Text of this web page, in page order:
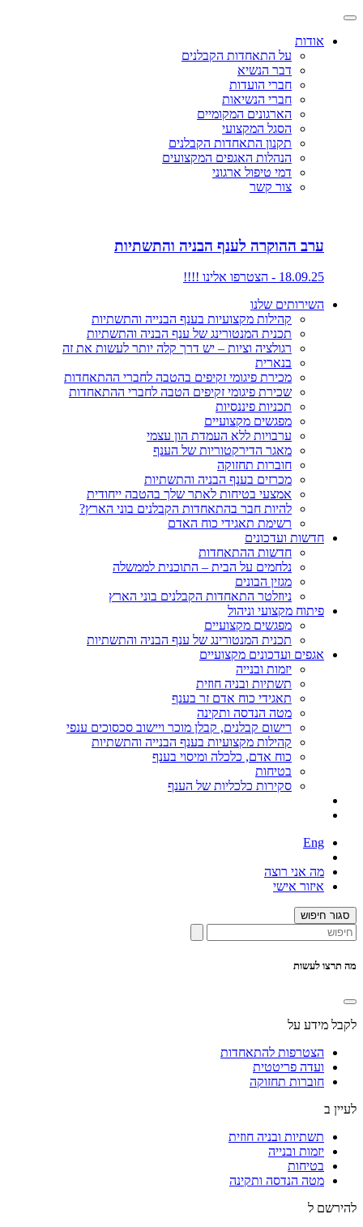
אודות
על התאחדות הקבלנים
דבר הנשיא
חברי הועדות
חברי הנשיאות
הארגונים המקומיים
הסגל המקצועי
תקנון התאחדות הקבלנים
הנהלות האגפים המקצועים
דמי טיפול ארגוני
צור קשר
ערב ההוקרה לענף הבניה והתשתיות
18.09.25 - הצטרפו אלינו !!!!
השירותים שלנו
קהילות מקצועיות בענף הבנייה והתשתיות
תכנית המנטורינג של ענף הבניה והתשתיות
רגולציה וציות – יש דרך קלה יותר לעשות את זה
בנארית
מכירת פיגומי זקיפים בהטבה לחברי ההתאחדות
שכירת פיגומי זקיפים הטבה לחברי ההתאחדות
תכניות פיננסיות
מפגשים מקצועיים
ערבויות ללא העמדת הון עצמי
מאגר הדירקטוריות של הענף
חוברות תחזוקה
מכרזים בענף הבניה והתשתיות
אמצעי בטיחות לאתר שלך בהטבה ייחודית
להיות חבר בהתאחדות הקבלנים בוני הארץ?
רשימת תאגידי כוח האדם
חדשות ועדכונים
חדשות ההתאחדות
נלחמים על הבית – התוכנית לממשלה
מגזין הבונים
ניוזלטר התאחדות הקבלנים בוני הארץ
פיתוח מקצועי וניהול
מפגשים מקצועיים
תכנית המנטורינג של ענף הבניה והתשתיות
אגפים ועדכונים מקצועיים
יזמות ובנייה
תשתיות ובניה חוזית
תאגידי כוח אדם זר בענף
מטה הנדסה ותקינה
רישום קבלנים, קבלן מוכר ויישוב סכסוכים ענפי
קהילות מקצועיות בענף הבנייה והתשתיות
כוח אדם, כלכלה ומיסוי בענף
בטיחות
סקירות כלכליות של הענף
Eng
מה אני רוצה
איזור אישי
סגור חיפוש
מה תרצו לעשות
לקבל מידע על
הצטרפות להתאחדות
ועדה פריטטית
חוברות תחזוקה
לעיין ב
תשתיות ובניה חוזית
יזמות ובנייה
בטיחות
מטה הנדסה ותקינה
להירשם ל